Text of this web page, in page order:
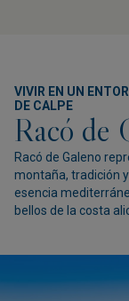
VIVIR EN UN
DE CALPE
Racó de
Racó de Galeno
montaña, tradición
esencia
bellos de la costa